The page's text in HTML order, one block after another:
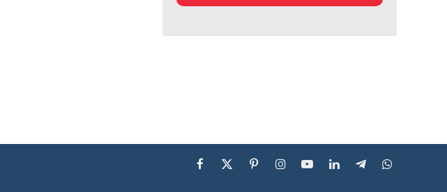
Facebook
X
PinterestInstagramYouTubeLinkedInTelegramWhatsApp